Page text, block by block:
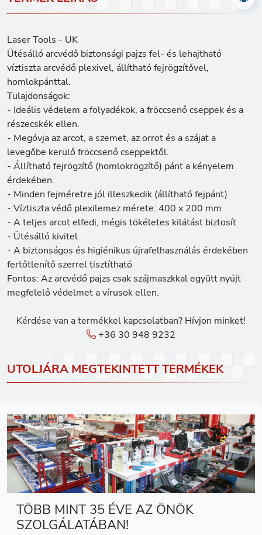
Laser Tools - UK
Ütésálló arcvédő biztonsági pajzs fel- és lehajtható
víztiszta arcvédő plexivel, állítható fejrögzítővel,
homlokpánttal.
Tulajdonságok:
- Ideális védelem a folyadékok, a fröccsenő cseppek és a
részecskék ellen.
- Megóvja az arcot, a szemet, az orrot és a szájat a
levegőbe kerülő fröccsenő cseppektől.
- Állítható fejrögzítő (homlokrögzítő) pánt a kényelem
érdekében.
- Minden fejméretre jól illeszkedik (állítható fejpánt)
- Víztiszta védő plexilemez mérete: 400 x 200 mm
- A teljes arcot elfedi, mégis tökéletes kilátást biztosít
- Ütésálló kivitel
- A biztonságos és higiénikus újrafelhasználás érdekében
fertőtlenítő szerrel tisztítható
Fontos: Az arcvédő pajzs csak szájmaszkkal együtt nyújt
megfelelő védelmet a vírusok ellen.
Kérdése van a termékkel kapcsolatban? Hívjon minket!
+36 30 948 9232
UTOLJÁRA MEGTEKINTETT TERMÉKEK
TÖBB MINT 35 ÉVE AZ ÖNÖK
SZOLGÁLATÁBAN!